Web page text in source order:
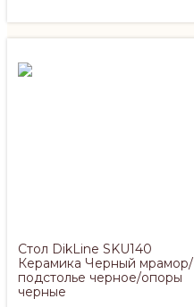
Стол DikLine SKU140
Керамика Черный мрамор/
подстолье черное/опоры
черные